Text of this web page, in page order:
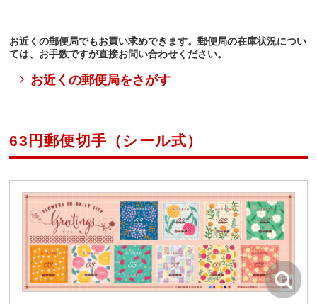
お近くの郵便局でもお買い求めできます。郵便局の在庫状況につい
ては、お手数ですが直接お問い合わせください。
お近くの郵便局をさがす
63円郵便切手（シール式）